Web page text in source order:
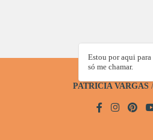
PATRICIA VARGAS /
Estou por aqui
só me chamar.